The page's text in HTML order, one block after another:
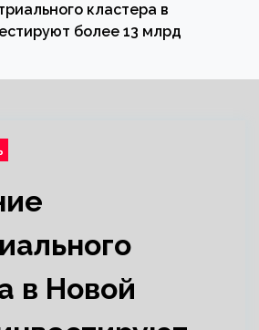
кластера в
более 13 млрд
в Новой